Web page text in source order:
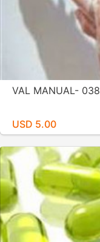
VAL MANUAL- 038
USD 5.00